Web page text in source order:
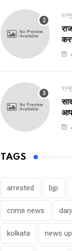
TAGS
arrested bjp
crime news
kolkata news